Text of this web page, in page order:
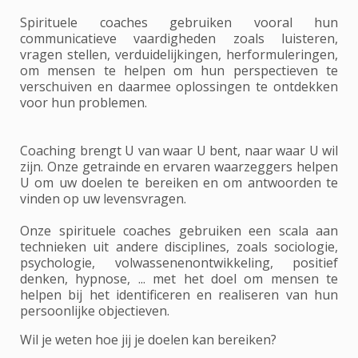
Spirituele coaches gebruiken vooral hun
communicatieve vaardigheden zoals luisteren,
vragen stellen, verduidelijkingen, herformuleringen,
om mensen te helpen om hun perspectieven te
verschuiven en daarmee oplossingen te ontdekken
voor hun problemen.
Coaching brengt U van waar U bent, naar waar U wil
zijn. Onze getrainde en ervaren waarzeggers helpen
U om uw doelen te bereiken en om antwoorden te
vinden op uw levensvragen.
Onze spirituele coaches gebruiken een scala aan
technieken uit andere disciplines, zoals sociologie,
psychologie, volwassenenontwikkeling, positief
denken, hypnose, ... met het doel om mensen te
helpen bij het identificeren en realiseren van hun
persoonlijke objectieven.
Wil je weten hoe jij je doelen kan bereiken?